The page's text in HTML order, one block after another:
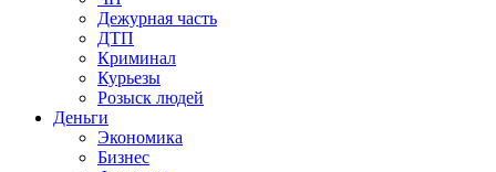
Дежурная часть
ДТП
Криминал
Курьезы
Розыск людей
Деньги
Экономика
Бизнес